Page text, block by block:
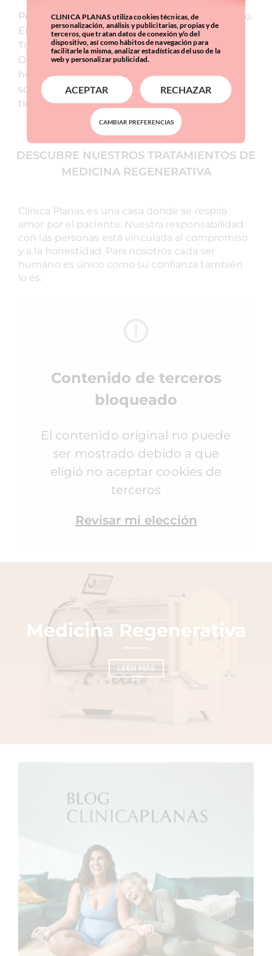
Perder kilos rápidamente es solo el primer paso.
En Clínica Planas contamos con una Unidad
Transversal e Integral del Sobrepeso y la
Obesidad cuyo objetivo es brindar
herramientas para que los pacientes puedan
sostener su reducción de peso a lo largo del
tiempo.
DESCUBRE NUESTROS TRATAMIENTOS DE
MEDICINA REGENERATIVA
Clínica Planas es una casa donde se respira
amor por el paciente. Nuestra responsabilidad
con las personas está vinculada al compromiso
y a la honestidad. Para nosotros cada ser
humano es único como su confianza también
lo es.
Contenido de terceros
bloqueado
El contenido original no puede
ser mostrado debido a que
eligió no aceptar cookies de
terceros
Revisar mi elección
Medicina Regenerativa
LEER MÁS
CLINICA PLANAS utiliza cookies técnicas, de
personalización, análisis y publicitarias, propias y de
terceros, que tratan datos de conexión y/o del
dispositivo, así como hábitos de navegación para
facilitarle la misma, analizar estadísticas del uso de la
web y personalizar publicidad.
ACEPTAR RECHAZAR
CAMBIAR PREFERENCIAS